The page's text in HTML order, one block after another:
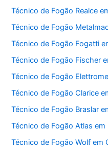
Técnico de Fogão Realce
Técnico de Fogão
Técnico de Fogão Fogatti
Técnico de Fogão Fischer
Técnico de Fogão
Técnico de Fogão Clarice
Técnico de Fogão Braslar
Técnico de Fogão Atlas em
Técnico de Fogão Wolf em